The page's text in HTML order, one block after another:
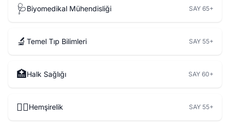
🩺Biyomedikal Mühendisliği SAY 65+
🔬 Temel Tıp Bilimleri SAY 55+
🏥Halk Sağlığı SAY 60+
👩‍⚕️Hemşirelik SAY 55+